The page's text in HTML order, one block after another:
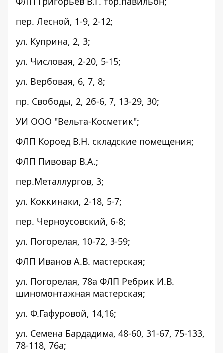
пер. Лесной, 1-9, 2-12;
ул. Куприна, 2, 3;
ул. Числовая, 2-20, 5-15;
ул. Вербовая, 6, 7, 8;
пр. Свободы, 2, 2б-6, 7, 13-29, 30;
УИ ООО "Вельта-Косметик";
ФЛП Короед В.Н. складские помещения;
ФЛП Пивовар В.А.;
пер.Металлургов, 3;
ул. Коккинаки, 2-18, 5-7;
пер. Черноусовский, 6-8;
ул. Погорелая, 10-72, 3-59;
ФЛП Иванов А.В. мастерская;
ул. Погорелая, 78а ФЛП Ребрик И.В.
шиномонтажная мастерская;
ул. Ф.Гафуровой, 14,16;
ул. Семена Бардадима, 48-60, 31-67, 75-133,
78-118, 76а;